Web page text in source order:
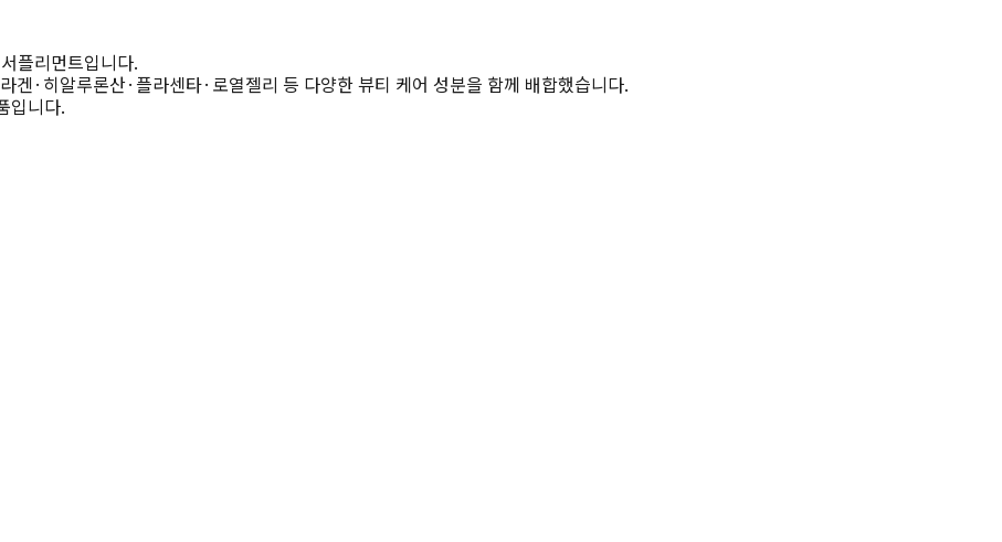
플리먼트입니다.
겐·히알루론산·플라센타·로열젤리 등 다양한 뷰티 케어 성분을 함께 배합했습니다.
입니다.